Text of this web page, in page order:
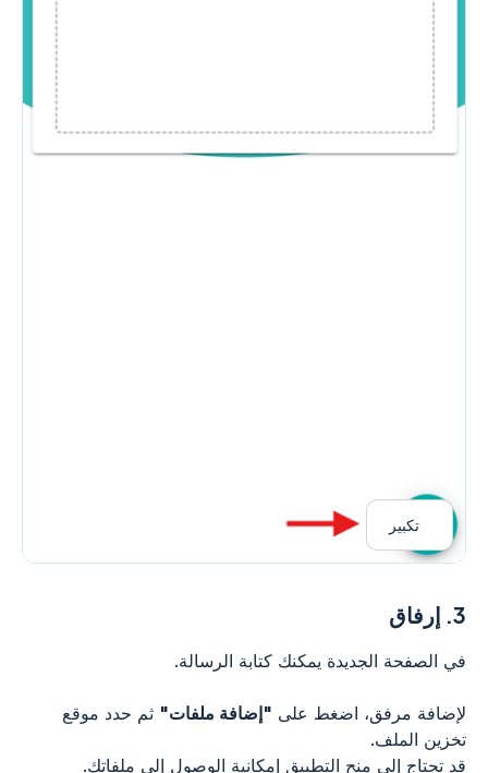
تكبير
3. إرفاق
في الصفحة الجديدة يمكنك كتابة الرسالة.
لإضافة مرفق، اضغط على "إضافة ملفات" ثم حدد موقع
تخزين الملف.
قد تحتاج إلى منح التطبيق إمكانية الوصول إلى ملفاتك.